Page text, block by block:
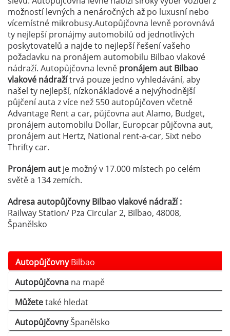
možností levných a nenáročných až po luxusní nebo
vícemístné mikrobusy.Autopůjčovna levně porovnává
ty nejlepší pronájmy automobilů od jednotlivých
poskytovatelů a najde to nejlepší řešení vašeho
požadavku na pronájem automobilu Bilbao vlakové
nádraží. Autopůjčovna levně pronájem aut Bilbao
vlakové nádražítrvá pouze jedno vyhledávání, aby
našel ty nejlepší, nízkonákladové a nejvýhodnější
půjčení auta z více než 550 autopůjčoven včetně
Advantage Rent a car, půjčovna aut Alamo, Budget,
pronájem automobilu Dollar, Europcar půjčovna aut,
pronájem aut Hertz, National rent-a-car, Sixt nebo
Thrifty car.
Pronájem aut je možný v 17.000 místech po celém
světě a 134 zemích.
Adresa autopůjčovny Bilbao vlakové nádraží :
Railway Station/ Pza Circular 2, Bilbao, 48008,
Španělsko
AutopůjčovnyBilbao
Autopůjčovna na mapě
Můžetetaké hledat
AutopůjčovnyŠpanělsko